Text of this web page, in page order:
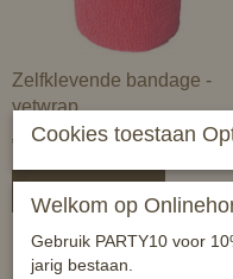
Zelfklevende bandage -
vetwrap
€ 4,95
Cookies toestaan
Welkom op
Gebruik PARTY10 voor
jarig bestaan.